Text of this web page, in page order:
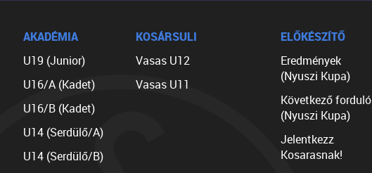
AKADÉMIA
U19 (Junior)
U16/A (Kadet)
U16/B (Kadet)
U14 (Serdülő/A)
U14 (Serdülő/B)
KOSÁRSULI
Vasas U12
Vasas U11
ELŐKÉSZÍTŐ
Eredmények
(Nyuszi Kupa)
Következő forduló
(Nyuszi Kupa)
Jelentkezz
Kosarasnak!